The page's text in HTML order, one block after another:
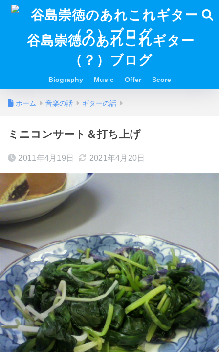
谷島崇徳のあれこれギター
（？）ブログ
Biography Music Offer Score
ホーム 音楽の話 ギターの話
ミニコンサート＆打ち上げ
2011年4月19日 2021年4月20日